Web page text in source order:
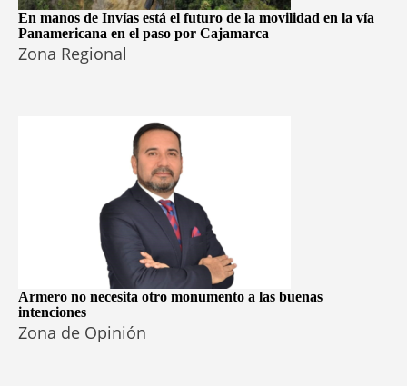
En manos de Invías está el futuro de la movilidad en la vía
Panamericana en el paso por Cajamarca
Zona Regional
Armero no necesita otro monumento a las buenas
intenciones
Zona de Opinión